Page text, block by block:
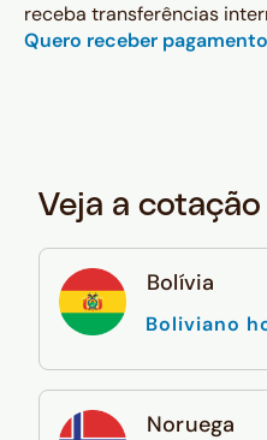
receba transferências
Quero receber
Veja a
Bolívia
Boliviano
Noruega